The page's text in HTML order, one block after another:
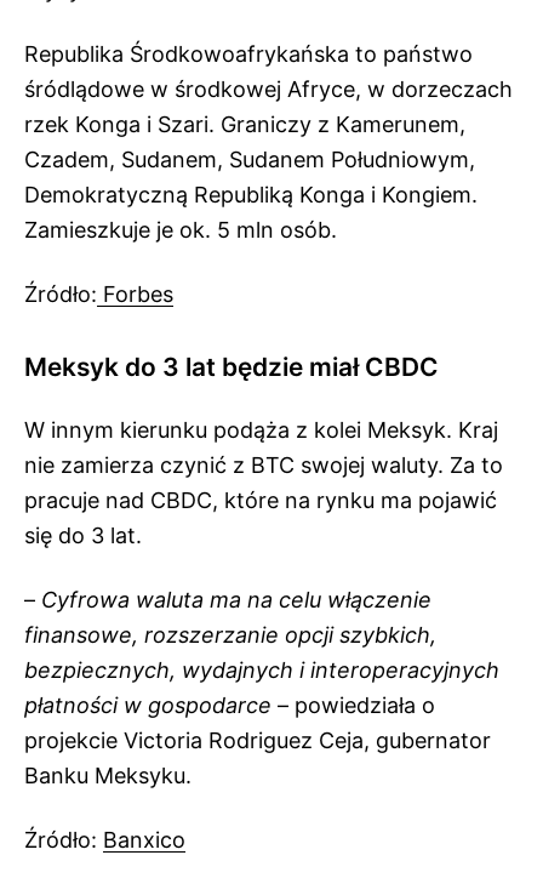
Republika Środkowoafrykańska to państwo
śródlądowe w środkowej Afryce, w dorzeczach
rzek Konga i Szari. Graniczy z Kamerunem,
Czadem, Sudanem, Sudanem Południowym,
Demokratyczną Republiką Konga i Kongiem.
Zamieszkuje je ok. 5 mln osób.
Źródło: Forbes
Meksyk do 3 lat będzie miał CBDC
W innym kierunku podąża z kolei Meksyk. Kraj
nie zamierza czynić z BTC swojej waluty. Za to
pracuje nad CBDC, które na rynku ma pojawić
się do 3 lat.
– Cyfrowa waluta ma na celu włączenie
finansowe, rozszerzanie opcji szybkich,
bezpiecznych, wydajnych i interoperacyjnych
płatności w gospodarce – powiedziała o
projekcie Victoria Rodriguez Ceja, gubernator
Banku Meksyku.
Źródło: Banxico